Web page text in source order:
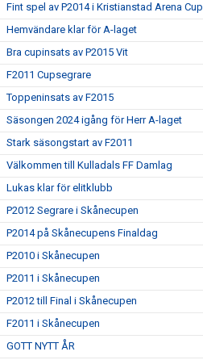
Fint spel av P2014 i Kristianstad Arena Cup
Hemvändare klar för A-laget
Bra cupinsats av P2015 Vit
F2011 Cupsegrare
Toppeninsats av F2015
Säsongen 2024 igång för Herr A-laget
Stark säsongstart av F2011
Välkommen till Kulladals FF Damlag
Lukas klar för elitklubb
P2012 Segrare i Skånecupen
P2014 på Skånecupens Finaldag
P2010 i Skånecupen
P2011 i Skånecupen
P2012 till Final i Skånecupen
F2011 i Skånecupen
GOTT NYTT ÅR